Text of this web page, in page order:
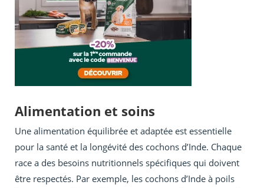
Alimentation et soins
Une alimentation équilibrée et adaptée est essentielle
pour la santé et la longévité des cochons d’Inde. Chaque
race a des besoins nutritionnels spécifiques qui doivent
être respectés. Par exemple, les cochons d’Inde à poils